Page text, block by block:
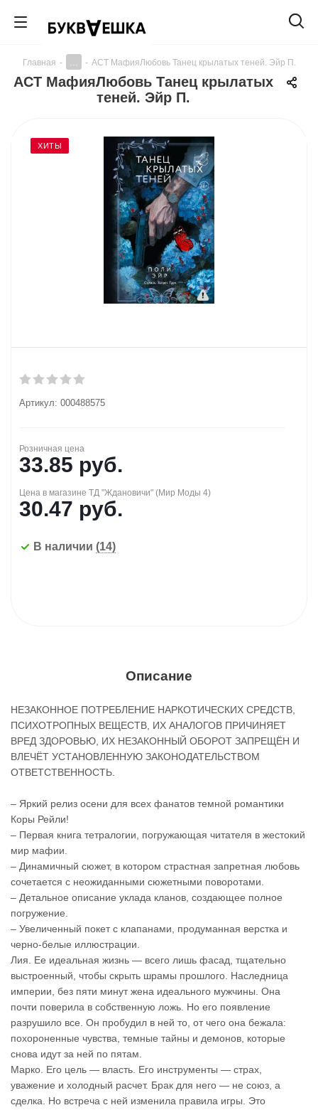
Главная - - АСТ МафияЛюбовь Танец крылатых теней. Эйр П.
АСТ МафияЛюбовь Танец крылатых
теней. Эйр П.
ХИТЫ
Артикул: 000488575
Розничная цена
33.85 руб.
Цена в магазине ТД "Ждановичи" (Мир Моды 4)
30.47 руб.
В наличии (14)
Описание
НЕЗАКОННОЕ ПОТРЕБЛЕНИЕ НАРКОТИЧЕСКИХ СРЕДСТВ,
ПСИХОТРОПНЫХ ВЕЩЕСТВ, ИХ АНАЛОГОВ ПРИЧИНЯЕТ
ВРЕД ЗДОРОВЬЮ, ИХ НЕЗАКОННЫЙ ОБОРОТ ЗАПРЕЩЁН И
ВЛЕЧЁТ УСТАНОВЛЕННУЮ ЗАКОНОДАТЕЛЬСТВОМ
ОТВЕТСТВЕННОСТЬ.
– Яркий релиз осени для всех фанатов темной романтики
Коры Рейли!
– Первая книга тетралогии, погружающая читателя в жестокий
мир мафии.
– Динамичный сюжет, в котором страстная запретная любовь
сочетается с неожиданными сюжетными поворотами.
– Детальное описание уклада кланов, создающее полное
погружение.
– Увеличенный покет с клапанами, продуманная верстка и
черно-белые иллюстрации.
Лия. Ее идеальная жизнь — всего лишь фасад, тщательно
выстроенный, чтобы скрыть шрамы прошлого. Наследница
империи, без пяти минут жена идеального мужчины. Она
почти поверила в собственную ложь. Но его появление
разрушило все. Он пробудил в ней то, от чего она бежала:
похороненные чувства, темные тайны и демонов, которые
снова идут за ней по пятам.
Марко. Его цель — власть. Его инструменты — страх,
уважение и холодный расчет. Брак для него — не союз, а
сделка. Но встреча с ней изменила правила игры. Это